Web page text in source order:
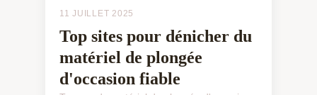
11 JUILLET 2025
Top sites pour dénicher du
matériel de plongée
d'occasion fiable